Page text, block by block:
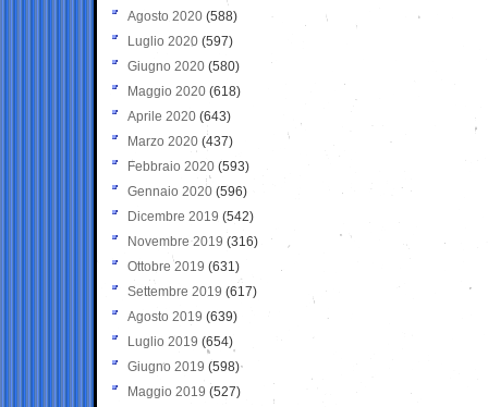
Agosto 2020 (588)
Luglio 2020 (597)
Giugno 2020 (580)
Maggio 2020 (618)
Aprile 2020 (643)
Marzo 2020 (437)
Febbraio 2020 (593)
Gennaio 2020 (596)
Dicembre 2019 (542)
Novembre 2019 (316)
Ottobre 2019 (631)
Settembre 2019 (617)
Agosto 2019 (639)
Luglio 2019 (654)
Giugno 2019 (598)
Maggio 2019 (527)